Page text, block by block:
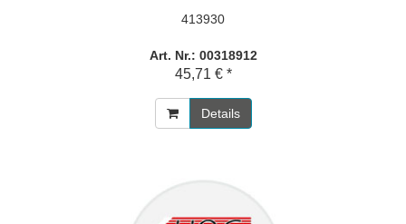
413930
Art. Nr.: 00318912
45,71 € *
Details